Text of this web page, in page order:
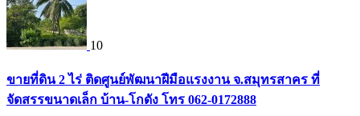
10
ขายที่ดิน 2 ไร่ ติดศูนย์พัฒนาฝีมือแรงงาน จ.สมุทรสาคร ที่
จัดสรรขนาดเล็ก บ้าน-โกดัง โทร 062-0172888